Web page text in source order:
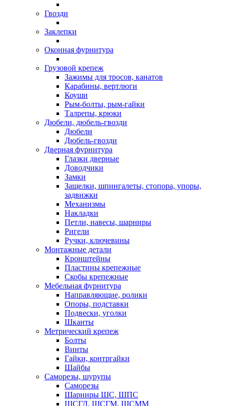
Гвозди
Заклепки
Оконная фурнитура
Грузовой крепеж
Зажимы для тросов, канатов
Карабины, вертлюги
Коуши
Рым-болты, рым-гайки
Талрепы, крюки
Дюбели, дюбель-гвозди
Дюбели
Дюбель-гвозди
Дверная фурнитура
Глазки дверные
Доводчики
Замки
Защелки, шпингалеты, стопора, упоры,
задвижки
Механизмы
Накладки
Петли, навесы, шарниры
Ригели
Ручки, ключевины
Монтажные детали
Кронштейны
Пластины крепежные
Скобы крепежные
Мебельная фурнитура
Направляющие, ролики
Опоры, подставки
Подвески, уголки
Шканты
Метрический крепеж
Болты
Винты
Гайки, контргайки
Шайбы
Саморезы, шурупы
Саморезы
Шарниры ШС, ШПС
ШСГД, ШСГМ, ШСММ